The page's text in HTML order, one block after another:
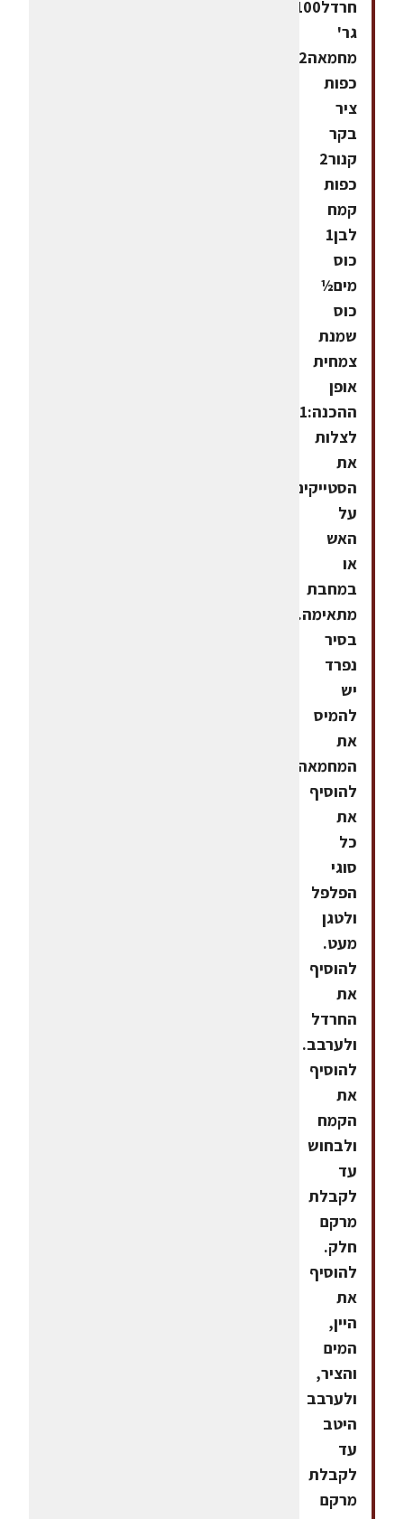
חרדל100
גר'
מחמאה2
כפות
ציר
בקר
קנור2
כפות
קמח
לבן1
כוס
מים½
כוס
שמנת
צמחית
אופן
לצלות
את
הסטייקים
על
האש
או
במחבת
בסיר
נפרד
יש
להמיס
את
המחמאה.
להוסיף
את
כל
סוגי
הפלפל
ולטגן
מעט.
להוסיף
את
החרדל
ולערבב.
להוסיף
את
הקמח
ולבחוש
עד
לקבלת
מרקם
חלק.
להוסיף
את
היין,
המים
והציר,
ולערבב
היטב
עד
לקבלת
מרקם